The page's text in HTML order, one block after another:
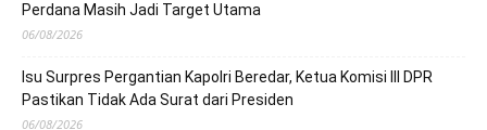
Perdana Masih Jadi Target Utama
06/08/2026
Isu Surpres Pergantian Kapolri Beredar, Ketua Komisi III DPR
Pastikan Tidak Ada Surat dari Presiden
06/08/2026